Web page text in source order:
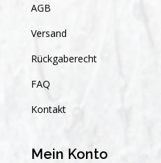
AGB
Versand
Rückgaberecht
FAQ
Kontakt
Mein Konto